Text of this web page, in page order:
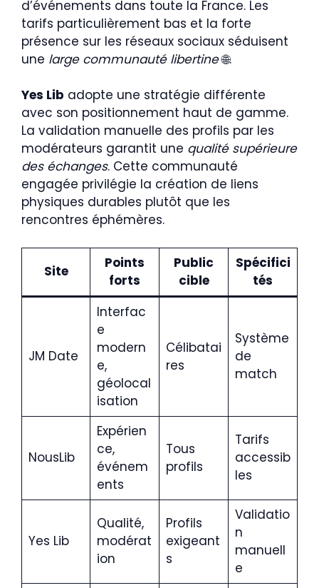
d’événements dans toute la France. Les
tarifs particulièrement bas et la forte
présence sur les réseaux sociaux séduisent
une large communauté libertine🌐.
Yes Lib adopte une stratégie différente
avec son positionnement haut de gamme.
La validation manuelle des profils par les
modérateurs garantit une qualité supérieure
des échanges. Cette communauté
engagée privilégie la création de liens
physiques durables plutôt que les
rencontres éphémères.
Site
Points
forts
Public
cible
Spécifici
tés
JM Date
Interfac
e
modern
e,
géolocal
isation
Célibatai
res
Système
de
match
NousLib
Expérien
ce,
événem
ents
Tous
profils
Tarifs
accessib
les
Yes Lib
Qualité,
modérat
ion
Profils
exigeant
s
Validatio
n
manuell
e